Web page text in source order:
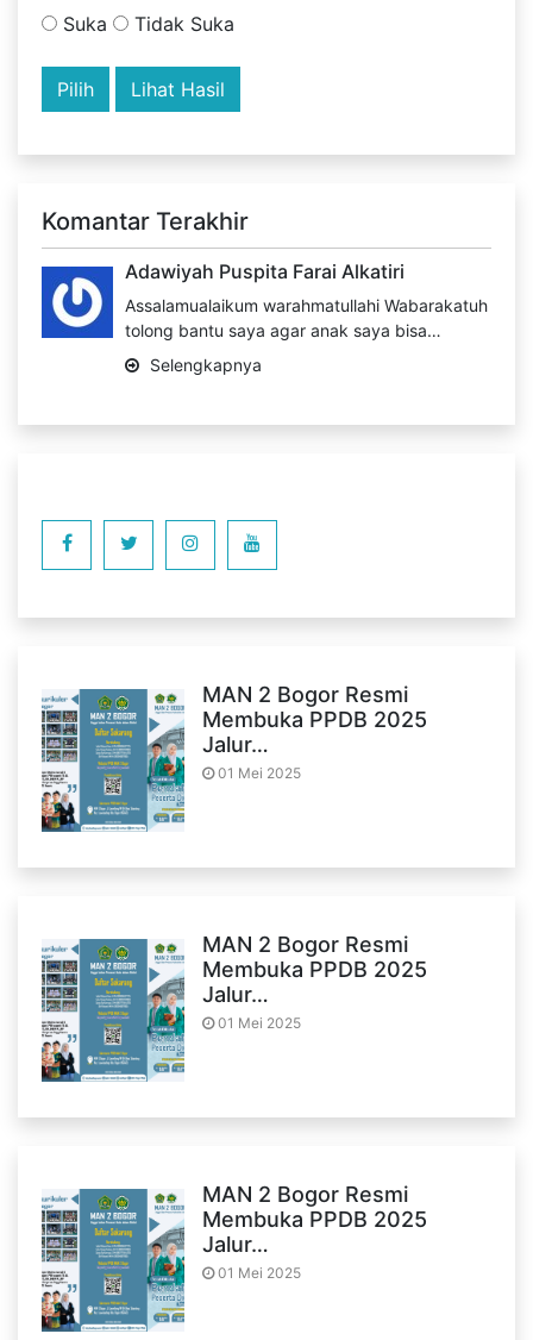
Suka Tidak Suka
Lihat Hasil
Komantar Terakhir
Adawiyah Puspita Farai Alkatiri
Assalamualaikum warahmatullahi Wabarakatuh
tolong bantu saya agar anak saya bisa…
Selengkapnya
MAN 2 Bogor Resmi
Membuka PPDB 2025
Jalur…
01 Mei 2025
MAN 2 Bogor Resmi
Membuka PPDB 2025
Jalur…
01 Mei 2025
MAN 2 Bogor Resmi
Membuka PPDB 2025
Jalur…
01 Mei 2025